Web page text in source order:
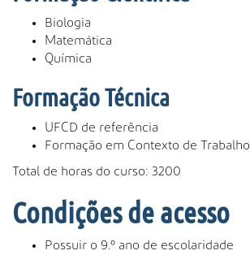
Biologia
Matemática
Química
Formação Técnica
UFCD de referência
Formação em Contexto de Trabalho
Total de horas do curso: 3200
Condições de acesso
Possuir o 9.º ano de escolaridade